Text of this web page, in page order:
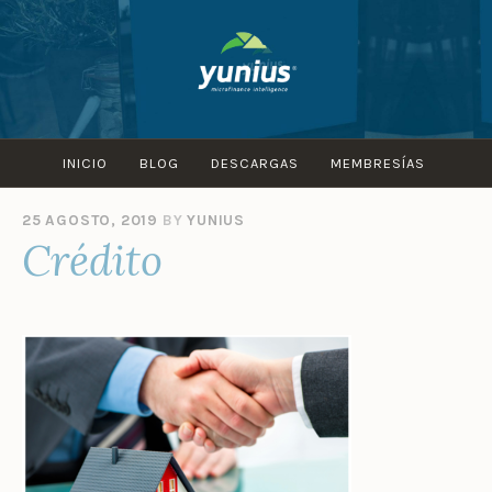
Skip
to
content
INICIO BLOG DESCARGAS MEMBRESÍAS
25 AGOSTO, 2019 BYYUNIUS
Crédito